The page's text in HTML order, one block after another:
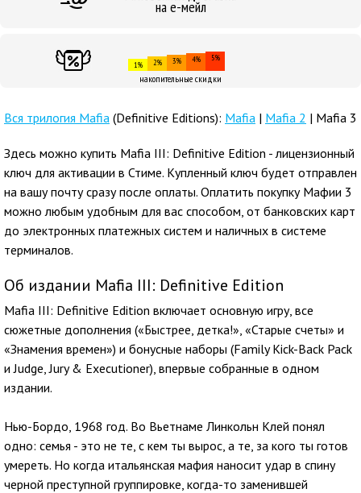
на е-мейл
1% 2% 3% 4% 5%
накопительные скидки
Вся трилогия Mafia (Definitive Editions): Mafia | Mafia 2 | Mafia 3
Здесь можно купить Mafia III: Definitive Edition - лицензионный
ключ для активации в Стиме. Купленный ключ будет отправлен
на вашу почту сразу после оплаты. Оплатить покупку Мафии 3
можно любым удобным для вас способом, от банковских карт
до электронных платежных систем и наличных в системе
терминалов.
Об издании Mafia III: Definitive Edition
Mafia III: Definitive Edition включает основную игру, все
сюжетные дополнения («Быстрее, детка!», «Старые счеты» и
«Знамения времен») и бонусные наборы (Family Kick-Back Pack
и Judge, Jury & Executioner), впервые собранные в одном
издании.
Нью-Бордо, 1968 год. Во Вьетнаме Линкольн Клей понял
одно: семья - это не те, с кем ты вырос, а те, за кого ты готов
умереть. Но когда итальянская мафия наносит удар в спину
черной преступной группировке, когда-то заменившей